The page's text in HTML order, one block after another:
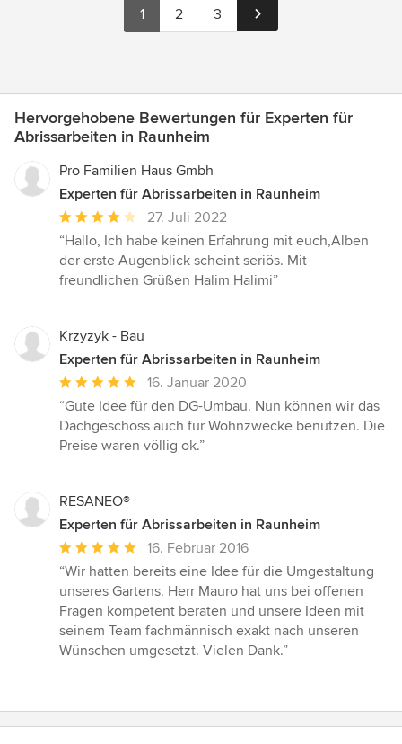
1 2 3
Hervorgehobene Bewertungen für Experten für
Abrissarbeiten in Raunheim
Pro Familien Haus Gmbh
Experten für Abrissarbeiten in Raunheim
Durchschnittliche
Bewertung:
4
von
27. Juli 2022
“Hallo, Ich habe keinen Erfahrung mit euch,Alben
der erste Augenblick scheint seriös. Mit
freundlichen Grüßen Halim Halimi”
Krzyzyk - Bau
Experten für Abrissarbeiten in Raunheim
Durchschnittliche
Bewertung:
5
von
16. Januar 2020
“Gute Idee für den DG-Umbau. Nun können wir das
Dachgeschoss auch für Wohnzwecke benützen. Die
Preise waren völlig ok.”
RESANEO®
Experten für Abrissarbeiten in Raunheim
Durchschnittliche
Bewertung:
5
von
5
Sternen
16. Februar 2016
“Wir hatten bereits eine Idee für die Umgestaltung
unseres Gartens. Herr Mauro hat uns bei offenen
Fragen kompetent beraten und unsere Ideen mit
seinem Team fachmännisch exakt nach unseren
Wünschen umgesetzt. Vielen Dank.”